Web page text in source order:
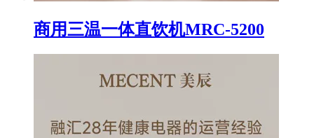
商用三温一体直饮机MRC-5200